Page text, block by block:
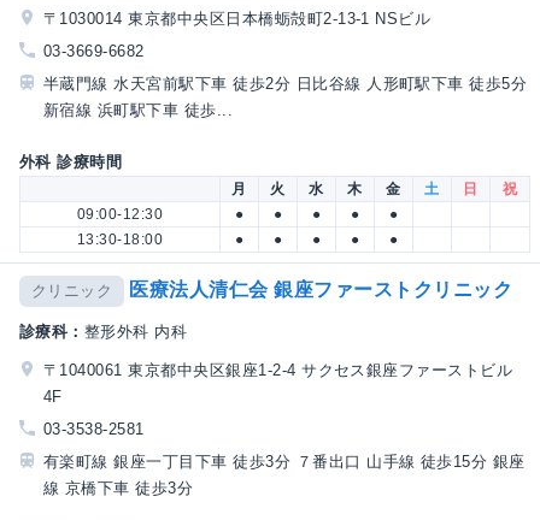
〒1030014 東京都中央区日本橋蛎殻町2-13-1 NSビル
03-3669-6682
半蔵門線 水天宮前駅下車 徒歩2分 日比谷線 人形町駅下車 徒歩5分
新宿線 浜町駅下車 徒歩...
外科 診療時間
月 火 水 木 金 土 日
祝
09:00-12:30
● ● ● ●
●
13:30-18:00
● ● ● ● ●
クリニック 医療法人清仁会 銀座ファーストクリニック
診療科： 整形外科 内科
〒1040061 東京都中央区銀座1-2-4 サクセス銀座ファーストビル
4F
03-3538-2581
有楽町線 銀座一丁目下車 徒歩3分 ７番出口 山手線 徒歩15分 銀座
線 京橋下車 徒歩3分